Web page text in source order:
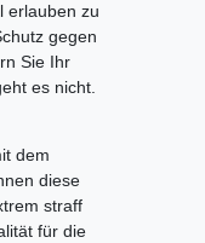
erlauben zu
gegen
Sie Ihr
es nicht.
dem
diese
straff
für die